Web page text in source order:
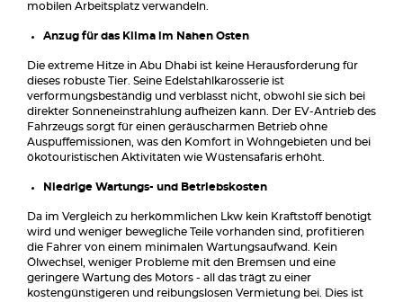
mobilen Arbeitsplatz verwandeln.
Anzug für das Klima im Nahen Osten
Die extreme Hitze in Abu Dhabi ist keine Herausforderung für
dieses robuste Tier. Seine Edelstahlkarosserie ist
verformungsbeständig und verblasst nicht, obwohl sie sich bei
direkter Sonneneinstrahlung aufheizen kann. Der EV-Antrieb des
Fahrzeugs sorgt für einen geräuscharmen Betrieb ohne
Auspuffemissionen, was den Komfort in Wohngebieten und bei
ökotouristischen Aktivitäten wie Wüstensafaris erhöht.
Niedrige Wartungs- und Betriebskosten
Da im Vergleich zu herkömmlichen Lkw kein Kraftstoff benötigt
wird und weniger bewegliche Teile vorhanden sind, profitieren
die Fahrer von einem minimalen Wartungsaufwand. Kein
Ölwechsel, weniger Probleme mit den Bremsen und eine
geringere Wartung des Motors - all das trägt zu einer
kostengünstigeren und reibungslosen Vermietung bei. Dies ist